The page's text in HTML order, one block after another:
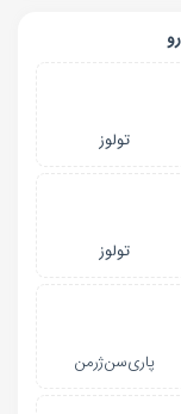
تولوز
تولوز
پاری‌سن‌ژرمن